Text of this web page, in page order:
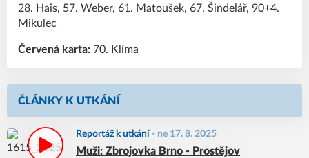
28. Hais, 57. Weber, 61. Matoušek, 67. Šindelář, 90+4.
Mikulec
Červená karta: 70. Klíma
ČLÁNKY K UTKÁNÍ
Reportáž k utkání - ne 17. 8. 2025
Muži: Zbrojovka Brno - Prostějov